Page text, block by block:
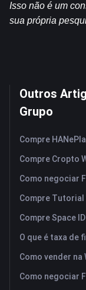
Isso não é um
sua própria
Outros
Grupo